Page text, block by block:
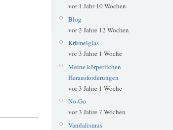
vor 1 Jahr 10 Wochen
Blog
vor 2 Jahre 12 Wochen
Krümelglas
vor 3 Jahre 1 Woche
Meine körperlichen
Herausforderungen
vor 3 Jahre 1 Woche
No-Go
vor 3 Jahre 7 Wochen
Vandalismus